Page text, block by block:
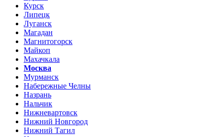
Курск
Липецк
Луганск
Магадан
Магнитогорск
Майкоп
Махачкала
Москва
Мурманск
Набережные Челны
Назрань
Нальчик
Нижневартовск
Нижний Новгород
Нижний Тагил